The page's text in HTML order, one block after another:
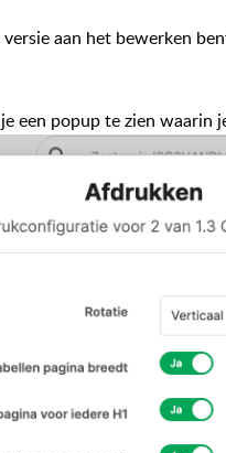
aan het bewerken
een popup te zien waarin